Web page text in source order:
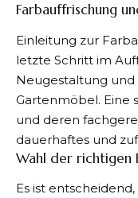
Farbauffrischung
Einleitung zur
letzte Schritt im
Neugestaltung und
Gartenmöbel. Eine
und deren
dauerhaftes und
Wahl der richtigen
Es ist